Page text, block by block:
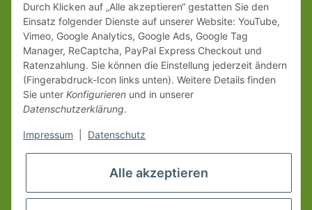
Durch Klicken auf „Alle akzeptieren“ gestatten Sie den
Einsatz folgender Dienste auf unserer Website: YouTube,
Vimeo, Google Analytics, Google Ads, Google Tag
Manager, ReCaptcha, PayPal Express Checkout und
Ratenzahlung. Sie können die Einstellung jederzeit ändern
(Fingerabdruck-Icon links unten). Weitere Details finden
Sie unter Konfigurieren und in unserer
Datenschutzerklärung.
Impressum Datenschutz
Alle akzeptieren